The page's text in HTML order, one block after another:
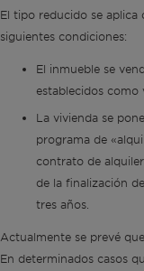
El tipo reducido se aplica
siguientes condiciones:
El inmueble se
establecidos como
La vivienda se
programa de
contrato de
de la finalización
tres años.
Actualmente se prevé
En determinados casos